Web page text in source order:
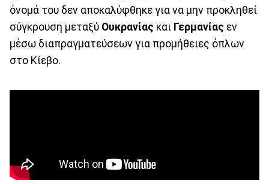
όνομά του δεν αποκαλύφθηκε για να μην προκληθεί
σύγκρουση μεταξύ Ουκρανίας και Γερμανίας εν
μέσω διαπραγματεύσεων για προμήθειες όπλων
στο Κίεβο.